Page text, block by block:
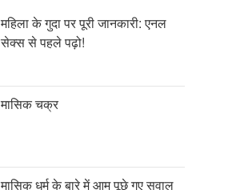
महिला के गुदा पर पूरी जानकारी: एनल
सेक्स से पहले पढ़ो!
मासिक चक्र
मासिक धर्म के बारे में आम पूछे गए सवाल